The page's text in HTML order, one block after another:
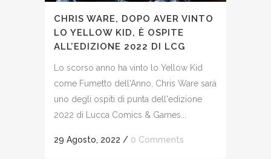
CHRIS WARE, DOPO AVER VINTO
LO YELLOW KID, È OSPITE
ALL’EDIZIONE 2022 DI LCG
Lo scorso anno ha vinto lo Yellow Kid
come Fumetto dell'Anno, Chris Ware sarà
uno degli ospiti di punta dell'edizione
2022 di Lucca Comics & Games...
29 Agosto, 2022 / 0 Comments